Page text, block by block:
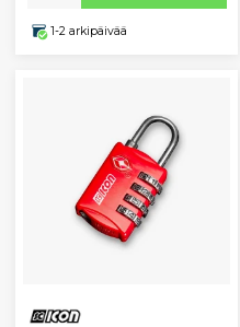
1-2 arkipäivää